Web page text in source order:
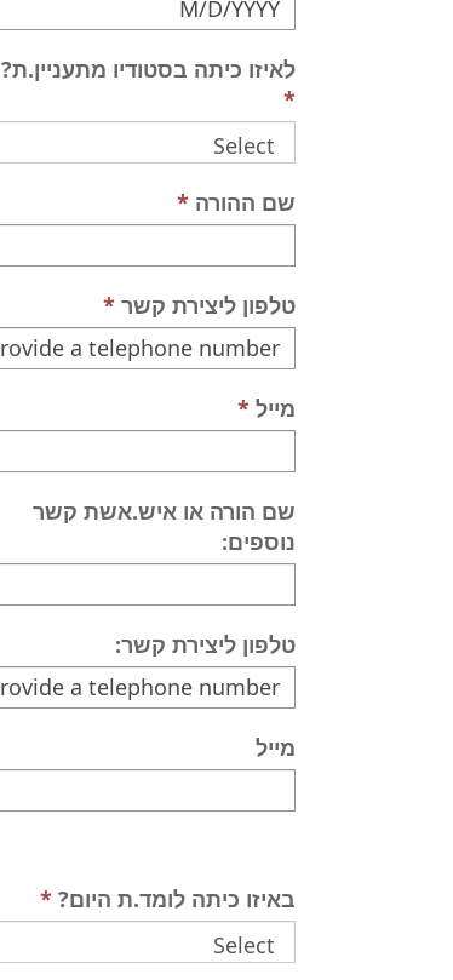
לאיזו כיתה בסטודיו מתעניין.ת?
שם ההורה
טלפון ליצירת קשר
מייל
שם הורה או איש.אשת קשר
נוספים:
טלפון ליצירת קשר:
מייל
באיזו כיתה לומד.ת היום?